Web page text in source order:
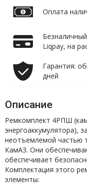
Оплата
Liqpay, на
Гарантия:
дней
Описание
Ремкомплект 4РПШ
энергоаккумулятора),
неотъемлемой частью
КамАЗ. Они
обеспечивает
Комплектация этого
элементы: